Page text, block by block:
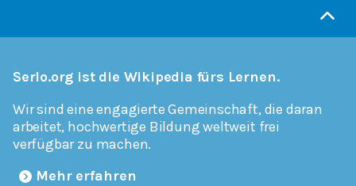
Serlo.org ist die Wikipedia fürs Lernen.
Wir sind eine engagierte Gemeinschaft, die daran
arbeitet, hochwertige Bildung weltweit frei
verfügbar zu machen.
Mehr erfahren